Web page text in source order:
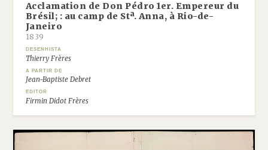
Acclamation de Don Pédro 1er. Empereur du
Brésil; : au camp de Stª. Anna, à Rio-de-
Janeiro
1839
DESENHISTA
Thierry Frères
A PARTIR DE
Jean-Baptiste Debret
EDITOR
Firmin Didot Frères